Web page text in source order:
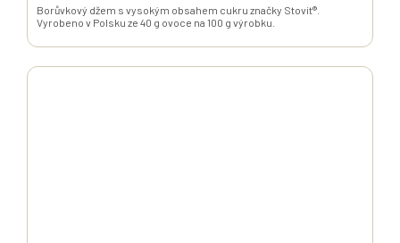
Borůvkový džem s vysokým obsahem cukru značky Stovit®.
Vyrobeno v Polsku ze 40 g ovoce na 100 g výrobku.